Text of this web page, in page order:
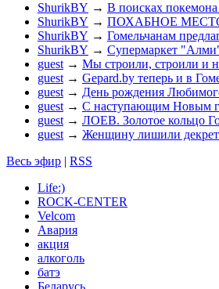
ShurikBY → В поисках покемона
ShurikBY → ПОХАБНОЕ
ShurikBY → Гомельчанам
ShurikBY → Супермаркет
guest → Мы строили, строили и
guest → Gepard.by теперь и в
guest → День рождения
guest → С наступающим Новым
guest → ЛОЕВ. Золотое кольцо
guest → Женщину лишили
Весь эфир | RSS
Life:)
ROCK-CENTER
Velcom
Авария
акция
алкоголь
батэ